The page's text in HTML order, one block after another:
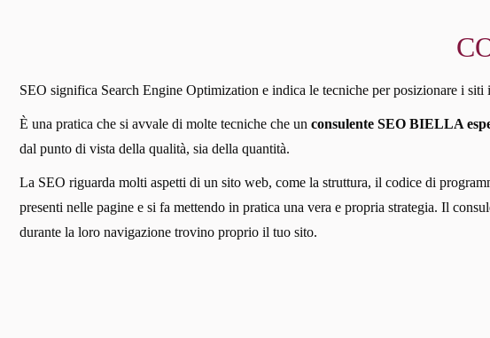
SEO significa Search Engine Optimization e indica le tecniche per posizionare i
È una pratica che si avvale di molte tecniche che un consulente SEO BIELLA
dal punto di vista della qualità, sia della quantità.
La SEO riguarda molti aspetti di un sito web, come la struttura, il codice di
presenti nelle pagine e si fa mettendo in pratica una vera e propria strategia. Il
durante la loro navigazione trovino proprio il tuo sito.